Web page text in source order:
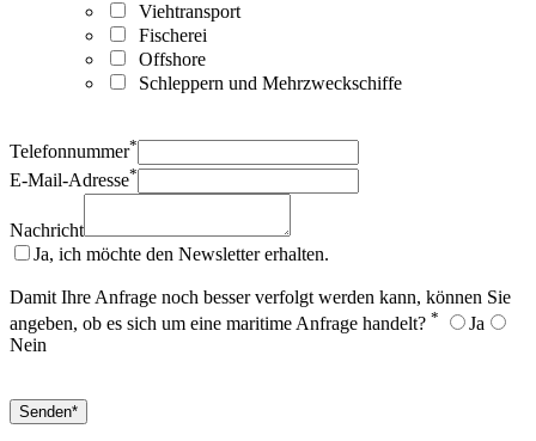
Viehtransport
Fischerei
Offshore
Schleppern und Mehrzweckschiffe
Telefonnummer*
E-Mail-Adresse*
Nachricht
Ja, ich möchte den Newsletter erhalten.
Damit Ihre Anfrage noch besser verfolgt werden kann, können Sie
angeben, ob es sich um eine maritime Anfrage handelt? *
Ja
Nein